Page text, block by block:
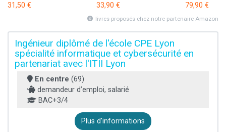
31,50 €
33,90 €
79,90 €
livres proposés chez notre partenaire Amazon
Ingénieur diplômé de l'école CPE Lyon
spécialité informatique et cybersécurité en
partenariat avec l'ITII Lyon
En centre (69)
demandeur d’emploi, salarié
BAC+3/4
Plus d'informations